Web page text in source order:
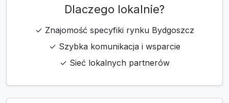
Dlaczego lokalnie?
✓ Znajomość specyfiki rynku Bydgoszcz
✓ Szybka komunikacja i wsparcie
✓ Sieć lokalnych partnerów